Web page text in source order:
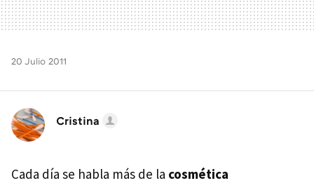
20 Julio 2011
Cristina
Cada día se habla más de la cosmética